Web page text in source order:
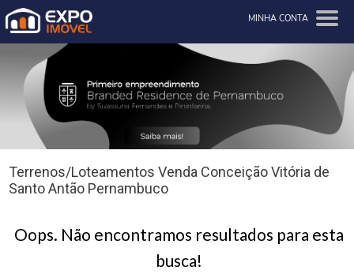
MINHA CONTA
Terrenos/Loteamentos Venda Conceição Vitória de
Santo Antão Pernambuco
Oops. Não encontramos resultados para esta
busca!